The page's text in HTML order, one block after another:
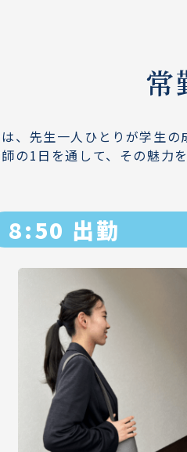
常
、先生一人ひとりが学生
の1日を通して、その魅力
8:50 出勤